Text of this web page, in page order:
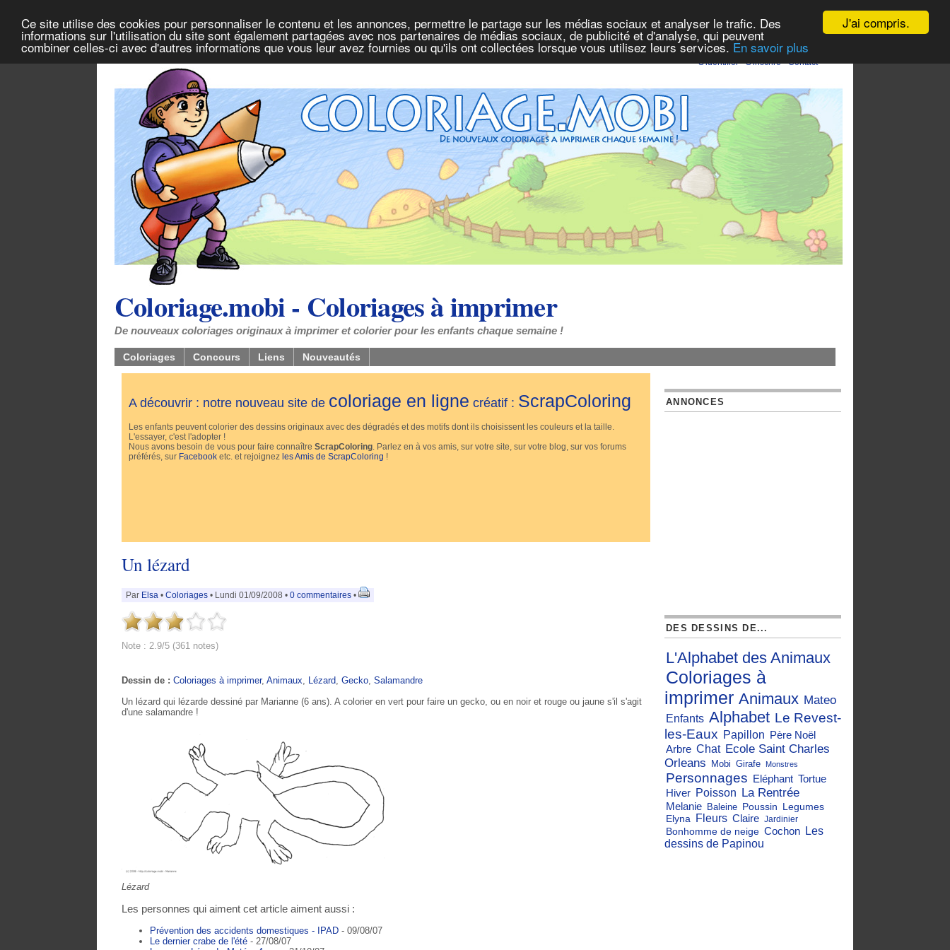
J'ai compris.
Ce site utilise des cookies pour personnaliser le contenu et les annonces, permettre le partage sur les médias sociaux et analyser le trafic. Des
informations sur l'utilisation du site sont également partagées avec nos partenaires de médias sociaux, de publicité et d'analyse, qui peuvent
combiner celles-ci avec d'autres informations que vous leur avez fournies ou qu'ils ont collectées lorsque vous utilisez leurs services. En savoir plus
S'identifier -S'inscrire -Contact
Coloriage.mobi - Coloriages à imprimer
De nouveaux coloriages originaux à imprimer et colorier pour les enfants chaque semaine !
Coloriages Concours Liens Nouveautés
A découvrir : notre nouveau site de coloriage en ligne créatif : ScrapColoring
Les enfants peuvent colorier des dessins originaux avec des dégradés et des motifs dont ils choisissent les couleurs et la taille.
L'essayer, c'est l'adopter !
Nous avons besoin de vous pour faire connaître ScrapColoring . Parlez en à vos amis, sur votre site, sur votre blog, sur vos forums
préférés, sur Facebook etc. et rejoignez les Amis de ScrapColoring !
Un lézard
Par Elsa • Coloriages • Lundi 01/09/2008 • 0 commentaires •
Note : 2.9/5 (361 notes)
Dessin de : Coloriages à imprimer, Animaux Lézard Gecko Salamandre
Un lézard qui lézarde dessiné par Marianne (6 ans). A colorier en vert pour faire un gecko, ou en noir et rouge ou jaune s'il s'agit
d'une salamandre !
Lézard
Les personnes qui aiment cet article aiment aussi :
Prévention des accidents domestiques - IPAD - 09/08/07
Le dernier crabe de l'été - 27/08/07
ANNONCES
DES DESSINS DE...
L'Alphabet des Animaux
Coloriages à
imprimer Animaux Mateo
Enfants Alphabet Le Revest-
les-Eaux Papillon Père Noël
Arbre Chat Ecole Saint Charles
Orleans
Mobi Girafe Monstres
Personnages Eléphant Tortue
Hiver Poisson La Rentrée
Melanie Baleine Poussin Legumes
Elyna
Fleurs Claire Jardinier
Bonhomme de neige Cochon Les
dessins de Papinou